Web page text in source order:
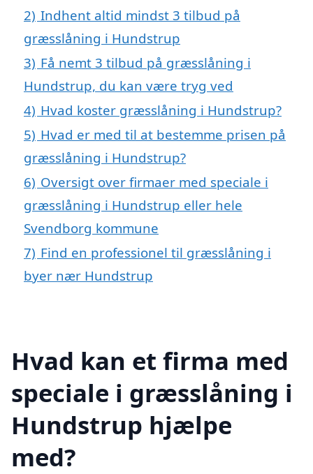
2) Indhent altid mindst 3 tilbud på
græsslåning i Hundstrup
3) Få nemt 3 tilbud på græsslåning i
Hundstrup, du kan være tryg ved
4) Hvad koster græsslåning i Hundstrup?
5) Hvad er med til at bestemme prisen på
græsslåning i Hundstrup?
6) Oversigt over firmaer med speciale i
græsslåning i Hundstrup eller hele
Svendborg kommune
7) Find en professionel til græsslåning i
byer nær Hundstrup
Hvad kan et firma med
speciale i græsslåning i
Hundstrup hjælpe
med?